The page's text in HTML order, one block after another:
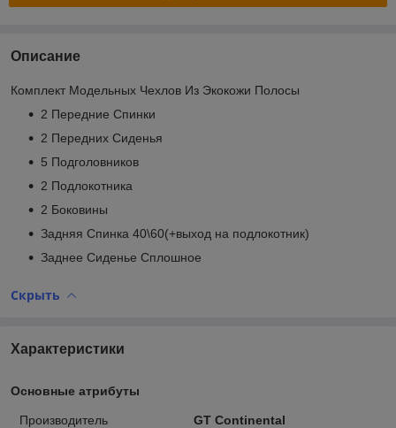
Описание
Комплект Модельных Чехлов Из Экокожи Полосы
2 Передние Спинки
2 Передних Сиденья
5 Подголовников
2 Подлокотника
2 Боковины
Задняя Спинка 40\60(+выход на подлокотник)
Заднее Сиденье Сплошное
Скрыть
Характеристики
Основные атрибуты
Производитель
GT Continental